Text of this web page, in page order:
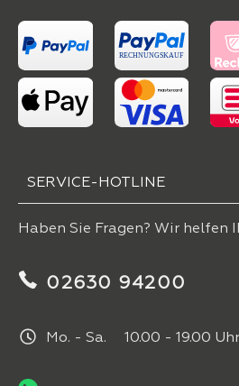
SERVICE-HOTLINE
Haben Sie Fragen? Wir helfen
02630 94200
Mo. - Sa. 10.00 - 19.00 Uhr